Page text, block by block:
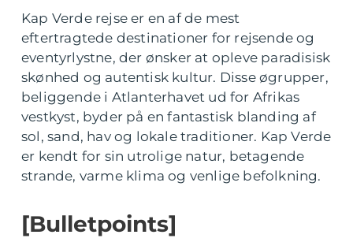
Kap Verde rejse er en af de mest
eftertragtede destinationer for rejsende og
eventyrlystne, der ønsker at opleve paradisisk
skønhed og autentisk kultur. Disse øgrupper,
beliggende i Atlanterhavet ud for Afrikas
vestkyst, byder på en fantastisk blanding af
sol, sand, hav og lokale traditioner. Kap Verde
er kendt for sin utrolige natur, betagende
strande, varme klima og venlige befolkning.
[Bulletpoints]